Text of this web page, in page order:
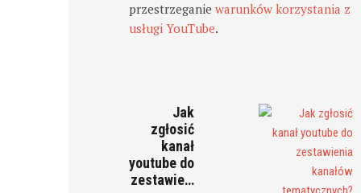
przestrzeganiewarunków korzystania z
usługi YouTube.
Jak
zgłosić
kanał
youtube do
zestawie…